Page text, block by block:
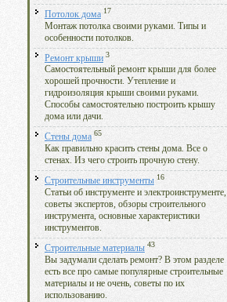
Потолок дома 17
Монтаж потолка своими руками. Типы и
особенности потолков.
Ремонт крыши 3
Самостоятельный ремонт крыши для более
хорошей прочности. Утепление и
гидроизоляция крыши своими руками.
Способы самостоятельно построить крышу
дома или дачи.
Стены дома 65
Как правильно красить стены дома. Все о
стенах. Из чего строить прочную стену.
Строительные инструменты 16
Статьи об инструменте и электроинструменте,
советы экспертов, обзоры строительного
инструмента, основные характеристики
инструментов.
Строительные материалы 43
Вы задумали сделать ремонт? В этом разделе
есть все про самые популярные строительные
материалы и не очень, советы по их
использованию.